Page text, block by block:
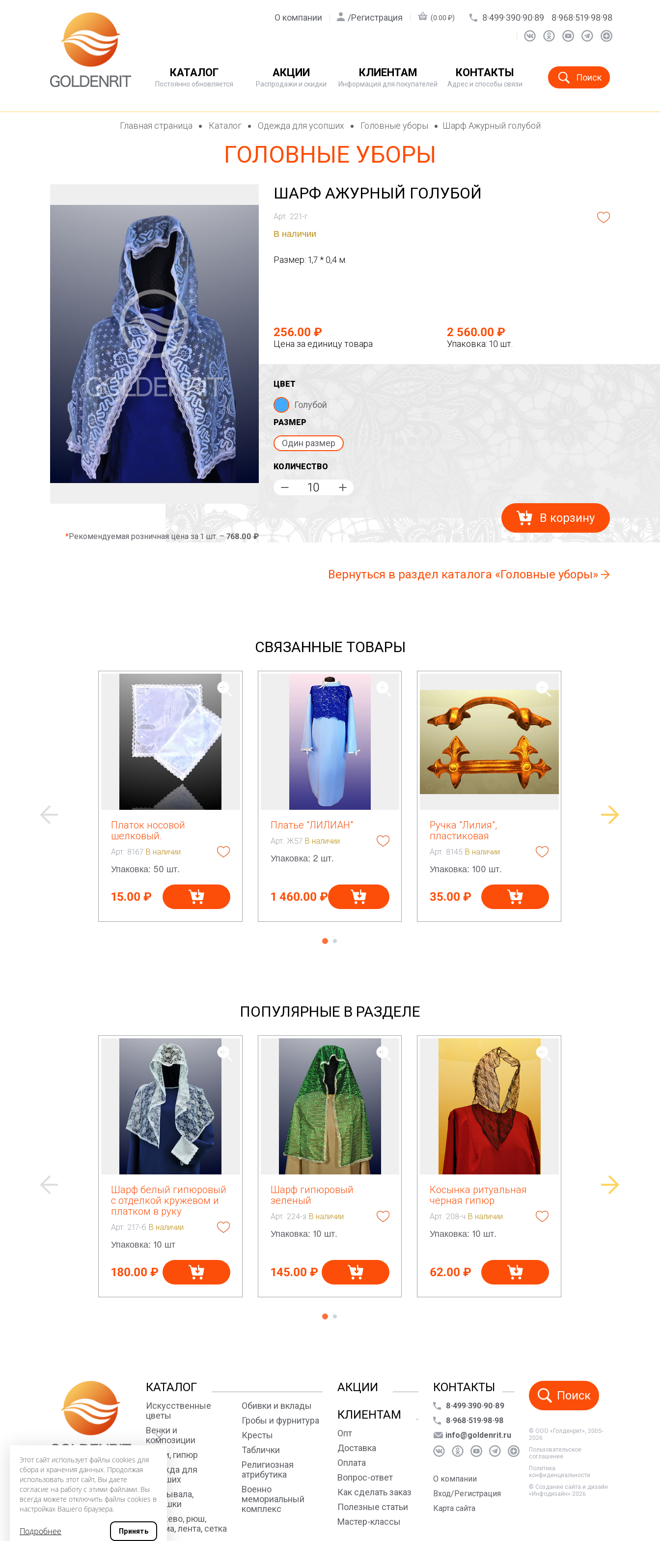
О компании /Регистрация (0.00 ₽) 8·499·390·90·89 8·968·519·98·98
КАТАЛОГ
Постоянно обновляется
АКЦИИ
Распродажи и скидки
КЛИЕНТАМ
Информация для покупателей
КОНТАКТЫ
Адрес и способы связи
Поиск
Главная страница Каталог Одежда для усопших Головные уборы Шарф Ажурный голубой
ГОЛОВНЫЕ УБОРЫ
*Рекомендуемая розничная цена за 1 шт. – 768.00 ₽
ШАРФ АЖУРНЫЙ ГОЛУБОЙ
Арт. 221-г
В наличии
Размер: 1,7 * 0,4 м.
256.00 ₽
Цена за единицу товара
2 560.00 ₽
Упаковка: 10 шт.
ЦВЕТ
Голубой
РАЗМЕР
Один размер
КОЛИЧЕСТВО
В корзину
Вернуться в раздел каталога «Головные уборы»
СВЯЗАННЫЕ ТОВАРЫ
Платок носовой
шелковый.
Арт. 8167 В наличии
Упаковка: 50 шт.
15.00 ₽
Платье "ЛИЛИАН"
Арт. Ж57 В наличии
Упаковка: 2 шт.
1 460.00 ₽
Ручка "Лилия",
пластиковая
Арт. 8145 В наличии
Упаковка: 100 шт.
35.00 ₽
ПОПУЛЯРНЫЕ В РАЗДЕЛЕ
Шарф белый гипюровый
с отделкой кружевом и
платком в руку
Арт. 217-б В наличии
Упаковка: 10 шт
180.00 ₽
Шарф гипюровый
зеленый
Арт. 224-з В наличии
Упаковка: 10 шт.
145.00 ₽
Косынка ритуальная
черная гипюр
Арт. 208-ч В наличии
Упаковка: 10 шт.
62.00 ₽
КАТАЛОГ
Искусственные
цветы
Венки и
композиции
Ткани, гипюр
Одежда для
усопших
Покрывала,
подушки
Кружево, рюш,
тесьма, лента, сетка
Обивки и вклады
Гробы и фурнитура
Кресты
Таблички
Религиозная
атрибутика
Военно
мемориальный
комплекс
АКЦИИ
КЛИЕНТАМ
Опт
Доставка
Оплата
Вопрос-ответ
Как сделать заказ
Полезные статьи
Мастер-классы
КОНТАКТЫ
8·499·390·90·89
8·968·519·98·98
info@goldenrit.ru
О компании
Вход/Регистрация
Карта сайта
Поиск
© ООО «Голденрит», 2005-
2026
Пользовательское
соглашение
Политика
конфиденциальности
© Создание сайта и дизайн
«Инфодизайн» 2026
Этот сайт использует файлы cookies для
сбора и хранения данных. Продолжая
использовать этот сайт, Вы даете
согласие на работу с этими файлами. Вы
всегда можете отключить файлы cookies в
настройках Вашего браузера.
Подробнее Принять